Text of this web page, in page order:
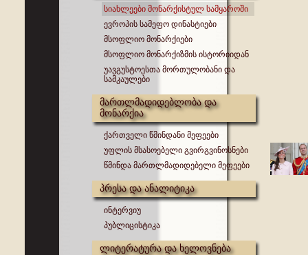
სიახლეები მონარქისტულ სამყაროში
ევროპის სამეფო დინასტიები
მსოფლიო მონარქიები
მსოფლიო მონარქიზმის ისტორიიდან
უავგუსტოესთა მორთულობანი და
სამკაულები
მართლმადიდებლობა და
მონარქია
ქართველი წმინდანი მეფეები
უფლის მსასოებელი გვირგვინოსნები
წმინდა მართლმადიდებელი მეფეები
პრესა და ანალიტიკა
ინტერვიუ
პუბლიცისტიკა
ლიტერატურა და ხელოვნება